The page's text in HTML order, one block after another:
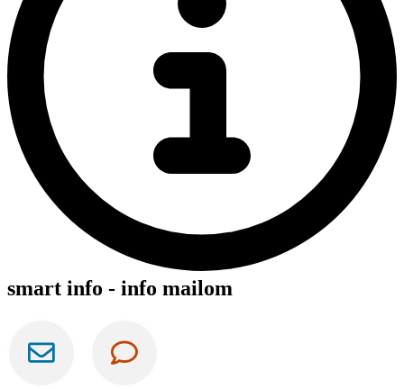
smart info - info mailom